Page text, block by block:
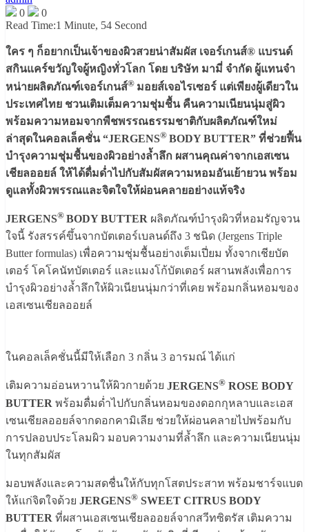
0
0
Read Time:1 Minute, 54 Second
ใคร ๆ ก็อยากเป็นเจ้าของผิวสวยน่าสัมผัส เจอร์เกนส์® แบรนด์
สกินแคร์ขวัญใจผู้หญิงทั่วโลก โดย บริษัท มามี่ จำกัด ผู้แทนจํา
หน่ายผลิตภัณฑ์เจอร์เกนส์® มอยส์เจอไรเซอร์ แต่เพียงผู้เดียวใน
ประเทศไทย ชวนเติมเต็มความชุ่มชื้น คืนความเนียนนุ่มสู่ผิว
พร้อมความหอมจากพืชพรรณธรรมชาติกับผลิตภัณฑ์ใหม่
ล่าสุดในคอลเล็คชั่น “JERGENS® BODY BUTTER” ที่ช่วยฟื้น
บำรุงความชุ่มชื้นของผิวอย่างล้ำลึก ผสานคุณค่าจากเอสเซน
เชียลออยล์ ให้ได้ดื่มด่ำไปกับสัมผัสความหอมอันเย้ายวน พร้อม
ดูแลทั้งผิวพรรณและจิตใจให้ผ่อนคลายอย่างแท้จริง
JERGENS® BODY BUTTER ผลิตภัณฑ์บำรุงผิวที่หอมรัญจวน
ใจนี้ รังสรรค์ขึ้นจากบัตเตอร์เบลนด์ถึง 3 ชนิด (Jergens Triple
Butter formulas) เพื่อความชุ่มชื้นอย่างเต็มเปี่ยม ทั้งจากเชียบัต
เตอร์ โคโคนัทบัตเตอร์ และแมงโก้บัตเตอร์ ผสานพลังเพื่อการ
บำรุงผิวอย่างล้ำลึกให้ผิวเนียนนุ่มกว่าที่เคย พร้อมกลิ่นหอมของ
เอสเซนเชียลออยล์
ในคอลเล็คชั่นนี้มีให้เลือก 3 กลิ่น 3 อารมณ์ ได้แก่
เติมความอ่อนหวานให้ผิวกายด้วย JERGENS® ROSE BODY
BUTTER พร้อมดื่มด่ำไปกับกลิ่นหอมของดอกกุหลาบและเอส
เซนเชียลออยล์จากดอกคามิเลีย ช่วยให้ผ่อนคลายไปพร้อมกับ
การปลอบประโลมผิว มอบความงามที่ล้ำลึก และความเนียนนุ่ม
ในทุกสัมผัส
มอบพลังและความสดชื่นให้กับทุกโสตประสาท พร้อมชาร์จแบต
ให้แก่จิตใจด้วย JERGENS® SWEET CITRUS BODY
BUTTER ที่ผสานเอสเซนเชียลออยล์จากสวีทซิตรัส เติมความ